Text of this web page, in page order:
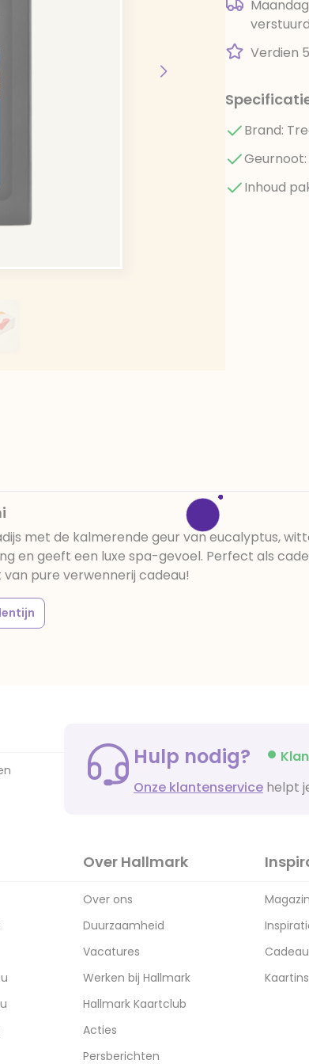
Verdien
Brand:
Inhoud
met de kalmerende geur van eucalyptus,
en geeft een luxe spa-gevoel. Perfect als
pure verwennerij cadeau!
Hulp nodig?
Onze klantenservice helpt
Over Hallmark
Over ons
Duurzaamheid
Vacatures
Werken bij Hallmark
Hallmark Kaartclub
Acties
Persberichten